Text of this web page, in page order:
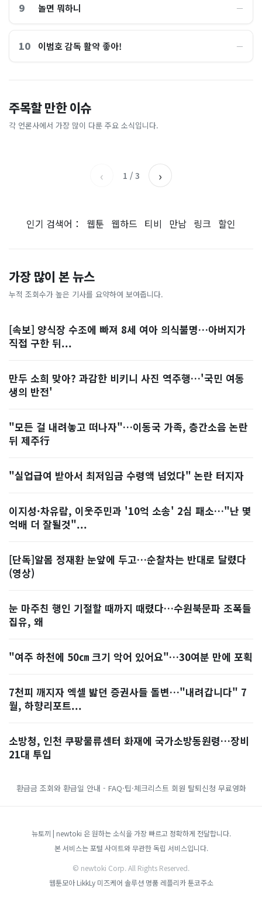
9 놀면 뭐하니 ―
10 이범호 감독 활약 좋아! ―
주목할 만한 이슈
각 언론사에서 가장 많이 다룬 주요 소식입니다.
홈플러스, 2000억원으로 '시
간'을 샀다
비즈워치
왜?매일경제
[날씨] 오늘 밤 또 내린다...내
륙 중심 최대 150mm
졌다...국산 53개 중소기업이
‹ 1 / 3 ›
인기 검색어： 웹툰 웹하드 티비 만남 링크 할인
가장 많이 본 뉴스
누적 조회수가 높은 기사를 요약하여 보여줍니다.
[속보] 양식장 수조에 빠져 8세 여아 의식불명…아버지가
직접 구한 뒤...
만두 소희 맞아? 과감한 비키니 사진 역주행…'국민 여동
생의 반전'
"모든 걸 내려놓고 떠나자"…이동국 가족, 층간소음 논란
뒤 제주行
"실업급여 받아서 최저임금 수령액 넘었다" 논란 터지자
이지성·차유람, 이웃주민과 '10억 소송' 2심 패소…"난 몇
억배 더 잘될것"...
[단독]알몸 정재환 눈앞에 두고…순찰차는 반대로 달렸다
(영상)
눈 마주친 행인 기절할 때까지 때렸다…수원북문파 조폭들
집유, 왜
"여주 하천에 50㎝ 크기 악어 있어요"…30여분 만에 포획
7천피 깨지자 엑셀 밟던 증권사들 돌변…"내려갑니다" 7
월, 하향리포트...
소방청, 인천 쿠팡물류센터 화재에 국가소방동원령…장비
21대 투입
환급금 조회와 환급일 안내 - FAQ·팁·체크리스트 회원 탈퇴신청 무료영화
뉴토끼 | newtoki 은 원하는 소식을 가장 빠르고 정확하게 전달합니다.
본 서비스는 포털 사이트와 무관한 독립 서비스입니다.
© newtoki Corp. All Rights Reserved.
웹툰모아 LikkLy 미즈케어 솔루션 명품 레플리카툰코주소